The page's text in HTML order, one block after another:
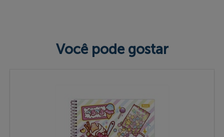
Você pode gostar